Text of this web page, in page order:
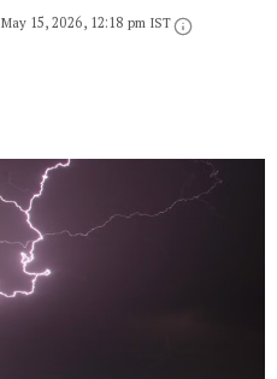
May 15, 2026, 12:18 pm IST